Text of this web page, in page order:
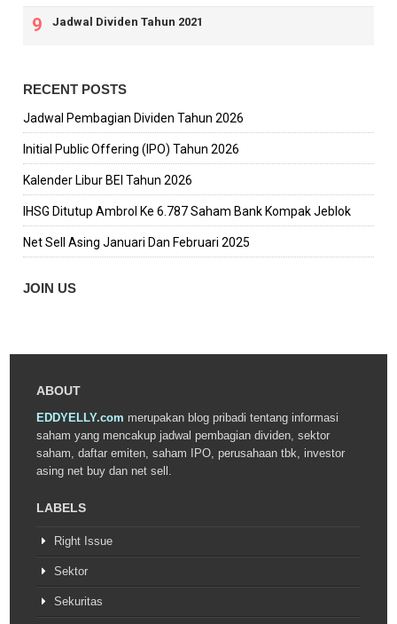
Jadwal Dividen Tahun 2021
RECENT POSTS
Jadwal Pembagian Dividen Tahun 2026
Initial Public Offering (IPO) Tahun 2026
Kalender Libur BEI Tahun 2026
IHSG Ditutup Ambrol Ke 6.787 Saham Bank Kompak Jeblok
Net Sell Asing Januari Dan Februari 2025
JOIN US
ABOUT
EDDYELLY.com merupakan blog pribadi tentang informasi
saham yang mencakup jadwal pembagian dividen, sektor
saham, daftar emiten, saham IPO, perusahaan tbk, investor
asing net buy dan net sell.
LABELS
Right Issue
Sektor
Sekuritas